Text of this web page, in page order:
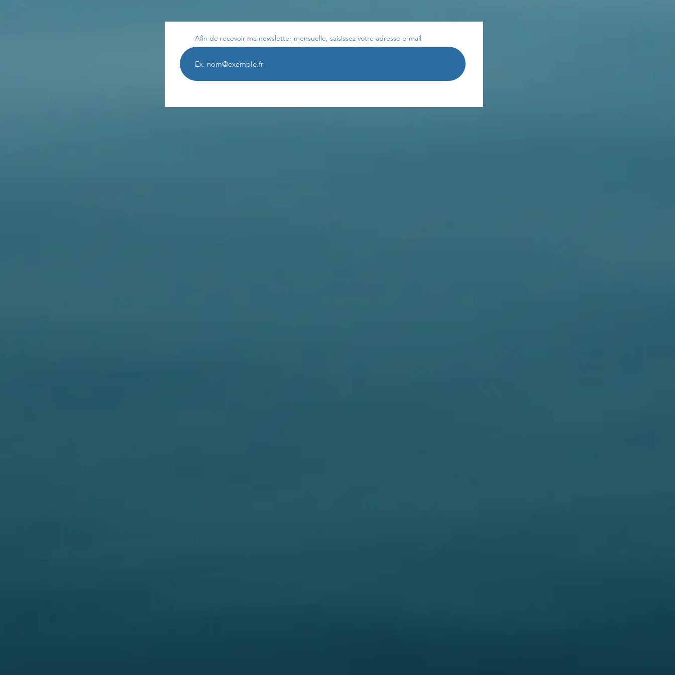
Afin de recevoir ma newsletter mensuelle, saisissez votre adresse e-mail